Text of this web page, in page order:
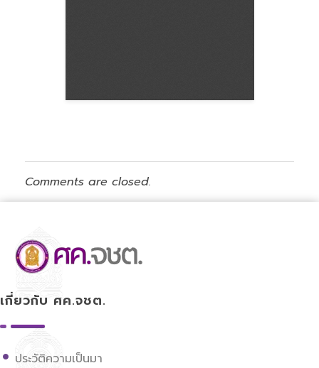
Comments are closed.
เกี่ยวกับ ศค.จชต.
ประวัติความเป็นมา